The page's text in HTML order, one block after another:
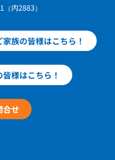
内2883）
族の皆様はこちら！
様はこちら！
合せ